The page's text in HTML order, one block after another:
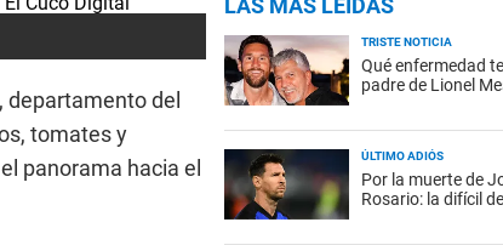
, departamento del
tomates y
panorama hacia el
LAS MÁS LEÍDAS
TRISTE NOTICIA
Qué enfermedad
padre de Lionel
ÚLTIMO ADIÓS
Por la muerte de
Rosario: la difícil